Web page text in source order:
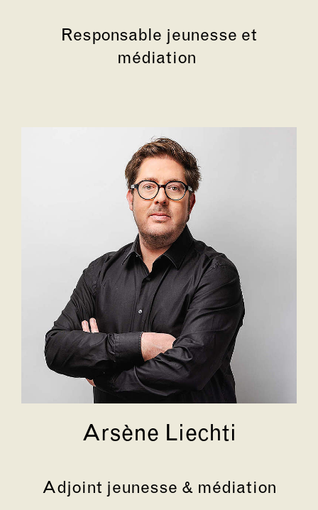
Responsable jeunesse et
médiation
Arsène Liechti
Adjoint jeunesse & médiation